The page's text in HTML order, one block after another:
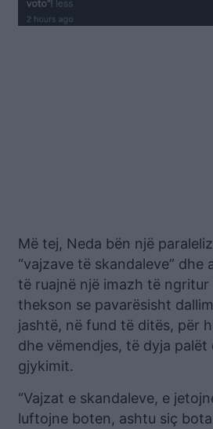
Më tej, Neda bën një
“vajzave të skandaleve” dhe
të ruajnë një imazh të ngritur
thekson se pavarësisht
jashtë, në fund të ditës, për
dhe vëmendjes, të dyja
gjykimit.
“Vajzat e skandaleve, e
luftojne boten, ashtu siç